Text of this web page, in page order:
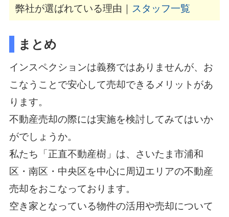
弊社が選ばれている理由｜ スタッフ一覧
まとめ
インスペクションは義務ではありませんが、お
こなうことで安心して売却できるメリットがあ
ります。
不動産売却の際には実施を検討してみてはいか
がでしょうか。
私たち「正直不動産樹」は、さいたま市浦和
区・南区・中央区を中心に周辺エリアの不動産
売却をおこなっております。
空き家となっている物件の活用や売却について